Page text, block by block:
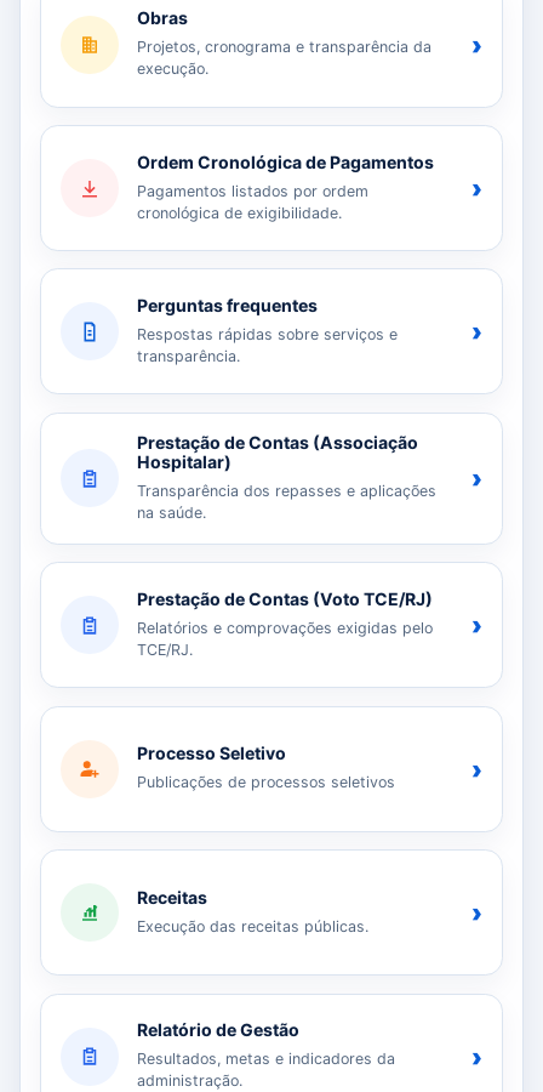
Obras
Projetos, cronograma e transparência da
execução.
›
Ordem Cronológica de Pagamentos
Pagamentos listados por ordem
cronológica de exigibilidade.
›
Perguntas frequentes
Respostas rápidas sobre serviços e
transparência.
›
Prestação de Contas (Associação
Hospitalar)
Transparência dos repasses e aplicações
na saúde.
›
Prestação de Contas (Voto TCE/RJ)
Relatórios e comprovações exigidas pelo
TCE/RJ.
›
Processo Seletivo
Publicações de processos seletivos ›
Receitas
Execução das receitas públicas. ›
Relatório de Gestão
Resultados, metas e indicadores da
administração.
›